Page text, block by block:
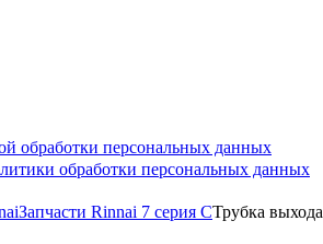
обработки персональных данных
обработки персональных данных
Запчасти Rinnai 7 серия CТрубка